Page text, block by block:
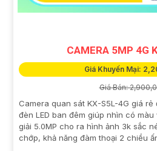
CAMERA 5MP 4G
Giá Khuyến Mại:
Giá Bán:
Camera quan sát KX-S5L-4G giá
đèn LED ban đêm giúp nhìn có
giải 5.0MP cho ra hình ảnh 3k sắc
chớp, khả năng đàm thoại 2 chiều